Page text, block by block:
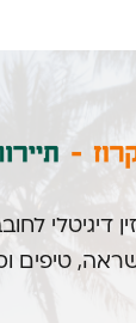
דיגיטלי
טיפים